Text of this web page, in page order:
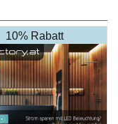
10% Rabatt